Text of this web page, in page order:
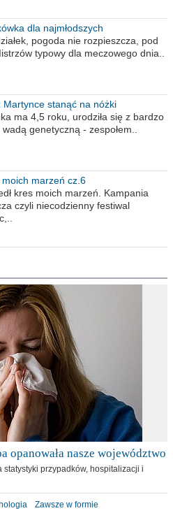
dla najmłodszych
pogoda nie rozpieszcza, pod
typowy dla meczowego dnia..
Martynce stanąć na nóżki
ma 4,5 roku, urodziła się z bardzo
genetyczną - zespołem..
moich marzeń cz.6
kres moich marzeń. Kampania
czyli niecodzienny festiwal
opanowała nasze województwo
przypadków, hospitalizacji i
Zawsze w formie